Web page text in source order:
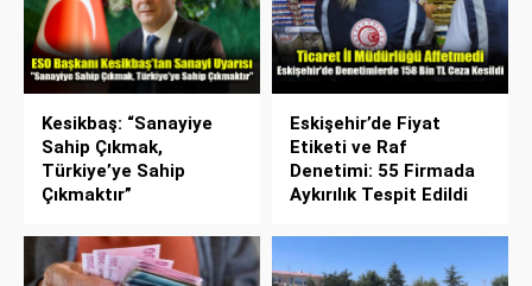
Kesikbaş: “Sanayiye
Sahip Çıkmak,
Türkiye’ye Sahip
Çıkmaktır”
Eskişehir’de Fiyat
Etiketi ve Raf
Denetimi: 55 Firmada
Aykırılık Tespit Edildi